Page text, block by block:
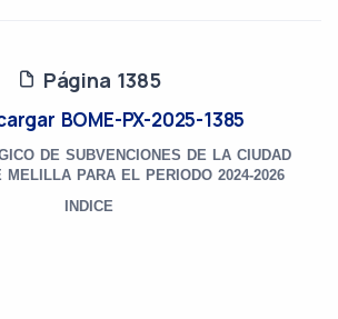
Página 1385
BOME-PX-2025-1385
DE SUBVENCIONES DE LA CIUDAD
MELILLA PARA EL PERIODO 2024-2026
INDICE